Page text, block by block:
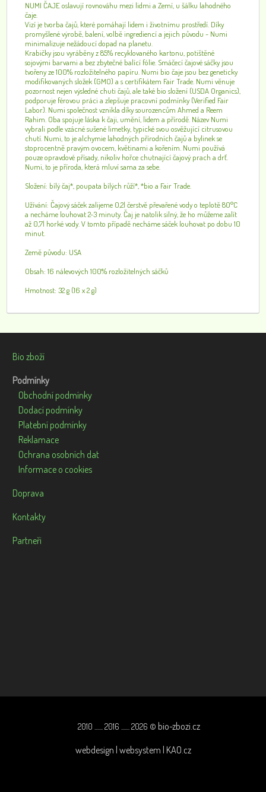
NUMI ČAJE oslavují rovnováhu mezi lidmi a Zemí, u šálku lahodného
čaje.
Vizí je tvorba čajů, které pomáhají lidem i životnímu prostředí. Díky
promyšlené výrobě, balení, volbě ingrediencí a jejich původu - Numi
minimalizuje nežádoucí dopad na planetu.
Krabičky jsou vyráběny z 85% recyklovaného kartonu, potištěné
sojovými barvami a bez zbytečné balící fólie. Smáčecí čajové sáčky jsou
tvořeny ze 100% rozložitelného papíru. Numi bio čaje jsou bez geneticky
modifikovaných složek (GMO) a s certifikátem Fair Trade. Numi věnuje
pozornost nejen výsledné chuti čajů, ale také bio složení (USDA Organics),
podporuje férovou práci a zlepšuje pracovní podmínky (Verified Fair
Labor). Numi společnost vznikla díky sourozencům Ahmed a Reem
Rahim. Oba spojuje láska k čaji, umění, lidem a přírodě. Název Numi
vybrali podle vzácné sušené limetky, typické svou osvěžující citrusovou
chutí. Numi, to je alchymie lahodných přírodních čajů a bylinek se
stoprocentně pravým ovocem, květinami a kořením. Numi používá
pouze opravdové přísady, nikoliv hořce chutnající čajový prach a drť.
Numi, to je příroda, která mluví sama za sebe.
Složení: bílý čaj*, poupata bílých růží*, *bio a Fair Trade.
Užívání: Čajový sáček zalijeme 0,2l čerstvě převařené vody o teplotě 80°C
a necháme louhovat 2-3 minuty. Čaj je natolik silný, že ho můžeme zalít
až 0,7l horké vody. V tomto případě necháme sáček louhovat po dobu 10
minut.
Země původu: USA
Obsah: 16 nálevových 100% rozložitelných sáčků
Hmotnost: 32 g (16 x 2 g)
Bio zboží
Podmínky
Obchodní podmínky
Dodací podmínky
Platební podmínky
Reklamace
Ochrana osobních dat
Informace o cookies
Doprava
Kontakty
Partneři
2010 ....... 2016 ....... 2026 © bio-zbozi.cz
webdesign | websystem | KAO.cz